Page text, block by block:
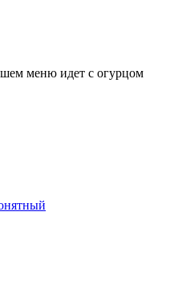
меню идет с огурцом